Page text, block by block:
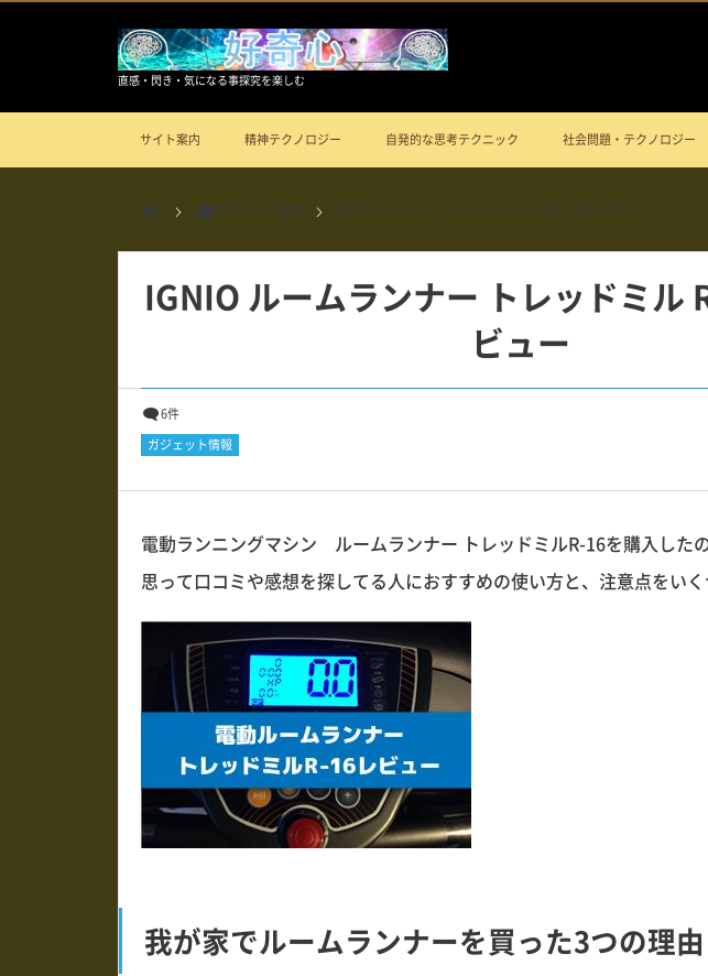
直感・閃き・気になる事探究を楽しむ
サイト案内 精神テクノロジー 自発的な思考テクニック 社会問題・テクノロジー
ガジェット情報 IGNIO ルームランナー トレッドミル R-16 購入レビュー
IGNIO ルームランナー トレッドミ
ビュー
6件
ガジェット情報
電動ランニングマシン ルームランナー トレッドミルR-16を購入した
思って口コミや感想を探してる人におすすめの使い方と、注意点をい
我が家でルームランナーを買った3つの理由